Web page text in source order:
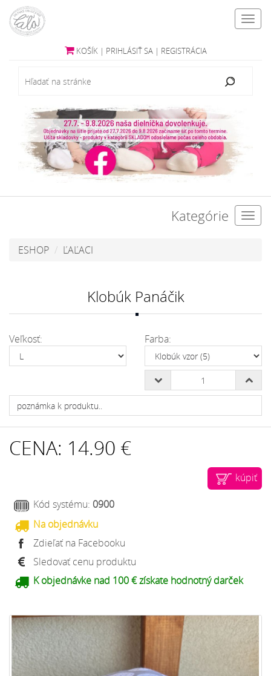
KOŠÍK | PRIHLÁSIŤ SA | REGISTRÁCIA
Kategórie
ESHOP ĽAĽACI
Klobúk Panáčik
Veľkosť: Farba:
CENA: 14.90 €
kúpiť
Kód systému: 0900
Na objednávku
Zdieľať na Facebooku
Sledovať cenu produktu
K objednávke nad 100 € získate hodnotný darček